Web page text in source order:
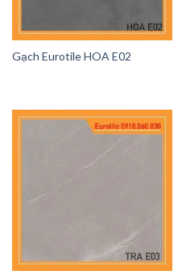
Gạch Eurotile HOA E02